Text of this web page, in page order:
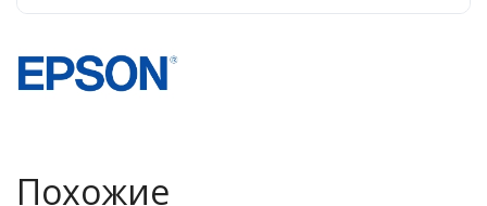
Похожие